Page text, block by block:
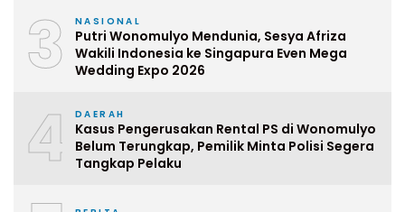
3 NASIONAL
Putri Wonomulyo Mendunia, Sesya Afriza
Wakili Indonesia ke Singapura Even Mega
Wedding Expo 2026
4 DAERAH
Kasus Pengerusakan Rental PS di Wonomulyo
Belum Terungkap, Pemilik Minta Polisi Segera
Tangkap Pelaku